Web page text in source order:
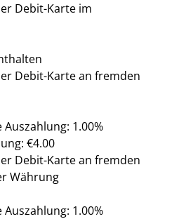
Debit-Karte im
Debit-Karte an fremden
1.00%
€4.00
Debit-Karte an fremden
Währung
1.00%